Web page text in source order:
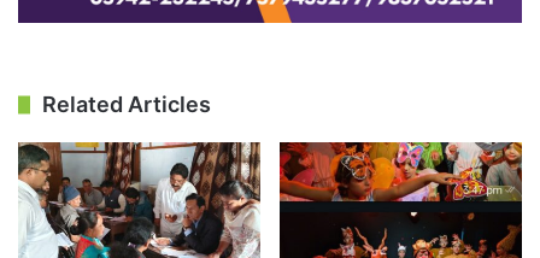
Related Articles